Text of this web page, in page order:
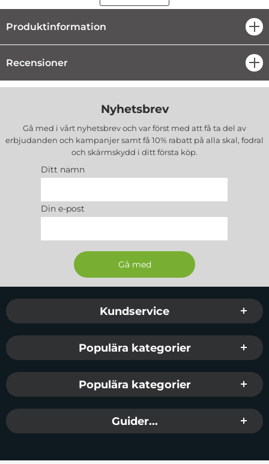
mönster, vilket gör att skalet enkelt kan anpassas efter dina
preferenser. RIM TPU-skalet finns tillgängligt i flera olika färger, så
du kan hitta den perfekta matchen för din stil.
Upphöjda kanter, kameraskydd, stötskydd
TPU (termoplastisk polyuretan)
Yta: Matt finish
EAN: 5907457778313
Motorola E13
Produktinformation
Recensioner
Nyhetsbrev
Gå med i vårt nyhetsbrev och var först med att få ta del av
erbjudanden och kampanjer samt få 10% rabatt på alla skal, fodral
och skärmskydd i ditt första köp.
Ditt namn
Din e-post
Sidfot Blandad info och länkar
Kundservice
Populära kategorier
Populära kategorier
Guider...